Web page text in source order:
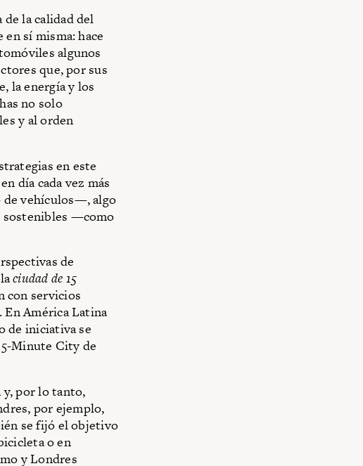
la calidad del
sí misma: hace
algunos
que, por sus
la energía y los
no solo
y al orden
en este
día cada vez más
de vehículos—, algo
sostenibles —como
de
laciudad de 15
con servicios
En América Latina
de iniciativa se
Minute City de
y, por lo tanto,
por ejemplo,
se fijó el objetivo
o en
y Londres